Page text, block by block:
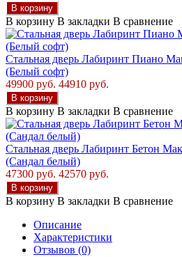
В корзину
В корзину В закладки В сравнение
Стальная дверь Лабиринт Пиано
(Белый софт)
49900 руб. 44910 руб.
В корзину
В корзину В закладки В сравнение
Стальная дверь Лабиринт Бетон
(Сандал белый)
47300 руб. 42570 руб.
В корзину
В корзину В закладки В сравнение
Описание
Характеристики
Отзывов (0)